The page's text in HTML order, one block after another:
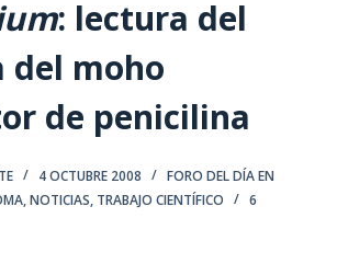
: lectura del
del moho
de penicilina
4 OCTUBRE 2008
FORO DEL DÍA EN
,NOTICIAS, TRABAJO CIENTÍFICO
6